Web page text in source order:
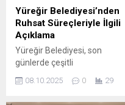
Adana’da daha önce farklı
belediyelerde iş yapan
Ahmet Usta ile Mersin’de
at...
Yüreğir Belediyesi’nden
Ruhsat Süreçleriyle İlgili
Açıklama
Yüreğir Belediyesi, son
günlerde çeşitli
gelen yapı ruhsat
08.10.2025 0 29